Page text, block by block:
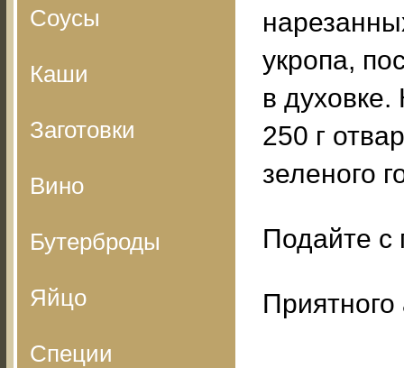
Соусы
Каши
Заготовки
Вино
Бутерброды
Яйцо
Специи
укропа,
в духовке.
250 г
зеленого
Подайте с
Приятного